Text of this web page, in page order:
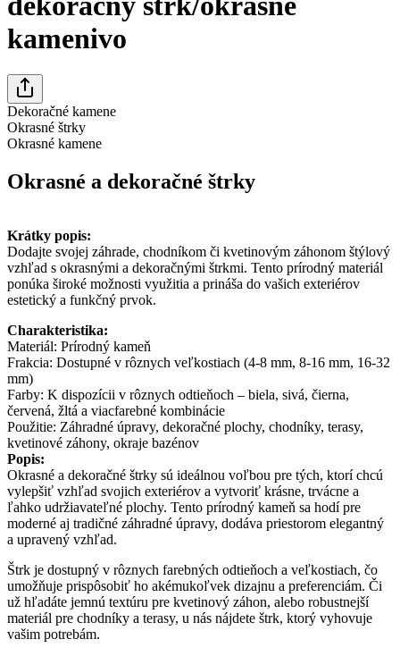
kamenivo
Dekoračné kamene
Okrasné štrky
Okrasné kamene
Okrasné a dekoračné štrky
Krátky popis:
Dodajte svojej záhrade, chodníkom či kvetinovým záhonom štýlový
vzhľad s okrasnými a dekoračnými štrkmi. Tento prírodný materiál
ponúka široké možnosti využitia a prináša do vašich exteriérov
estetický a funkčný prvok.
Charakteristika:
Materiál: Prírodný kameň
Frakcia: Dostupné v rôznych veľkostiach (4-8 mm, 8-16 mm, 16-32
mm)
Farby: K dispozícii v rôznych odtieňoch – biela, sivá, čierna,
červená, žltá a viacfarebné kombinácie
Použitie: Záhradné úpravy, dekoračné plochy, chodníky, terasy,
kvetinové záhony, okraje bazénov
Popis:
Okrasné a dekoračné štrky sú ideálnou voľbou pre tých, ktorí chcú
vylepšiť vzhľad svojich exteriérov a vytvoriť krásne, trvácne a
ľahko udržiavateľné plochy. Tento prírodný kameň sa hodí pre
moderné aj tradičné záhradné úpravy, dodáva priestorom elegantný
a upravený vzhľad.
Štrk je dostupný v rôznych farebných odtieňoch a veľkostiach, čo
umožňuje prispôsobiť ho akémukoľvek dizajnu a preferenciám. Či
už hľadáte jemnú textúru pre kvetinový záhon, alebo robustnejší
materiál pre chodníky a terasy, u nás nájdete štrk, ktorý vyhovuje
vašim potrebám.